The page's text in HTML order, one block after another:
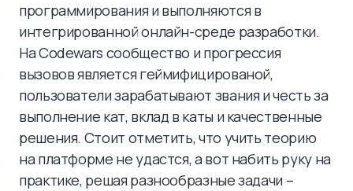
программирования и выполняются в
интегрированной онлайн-среде разработки.
На Codewars сообщество и прогрессия
вызовов является геймифицированой,
пользователи зарабатывают звания и честь за
выполнение кат, вклад в каты и качественные
решения. Стоит отметить, что учить теорию
на платформе не удастся, а вот набить руку на
практике, решая разнообразные задачи –